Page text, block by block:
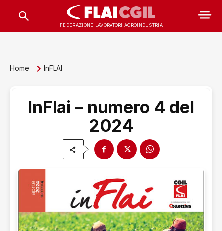
FEDERAZIONE LAVORATORI AGROINDUSTRIA
Home InFLAI
InFlai – numero 4 del
2024